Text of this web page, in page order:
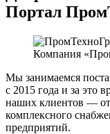
Портал
Компания
Мы занимаемся
с 2015 года и за это
наших клиентов — от
комплексного
предприятий.